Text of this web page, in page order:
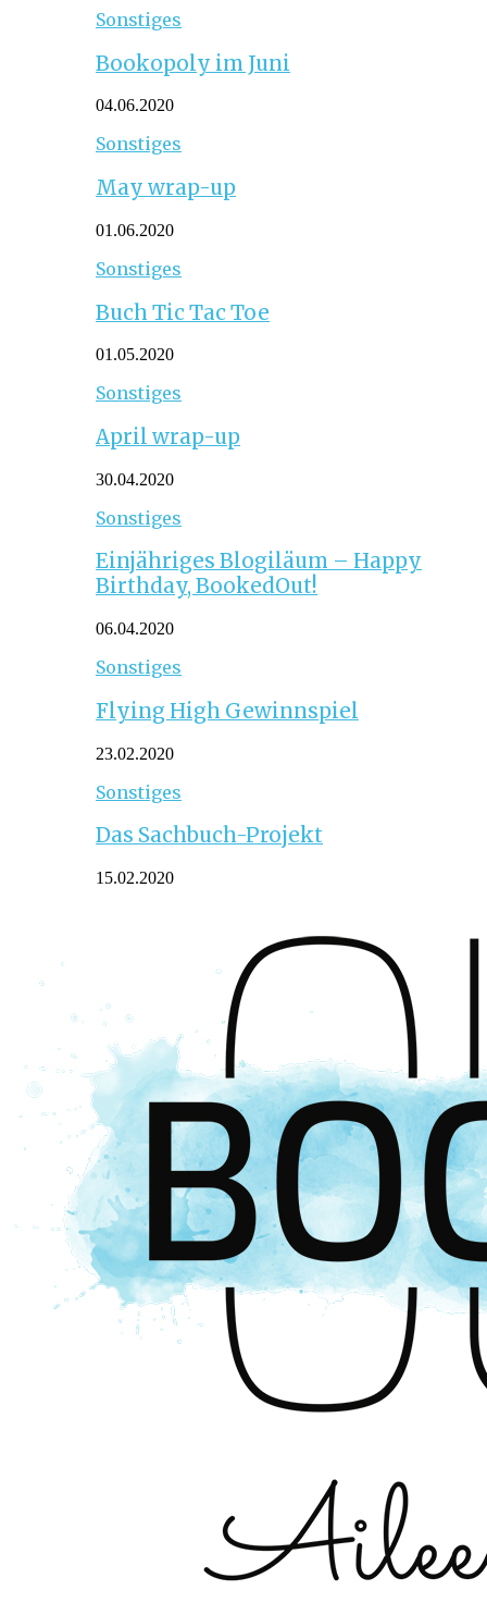
Sonstiges
Bookopoly im Juni
04.06.2020
Sonstiges
May wrap-up
01.06.2020
Sonstiges
Buch Tic Tac Toe
01.05.2020
Sonstiges
April wrap-up
30.04.2020
Sonstiges
Einjähriges Blogiläum – Happy
Birthday, BookedOut!
06.04.2020
Sonstiges
Flying High Gewinnspiel
23.02.2020
Sonstiges
Das Sachbuch-Projekt
15.02.2020